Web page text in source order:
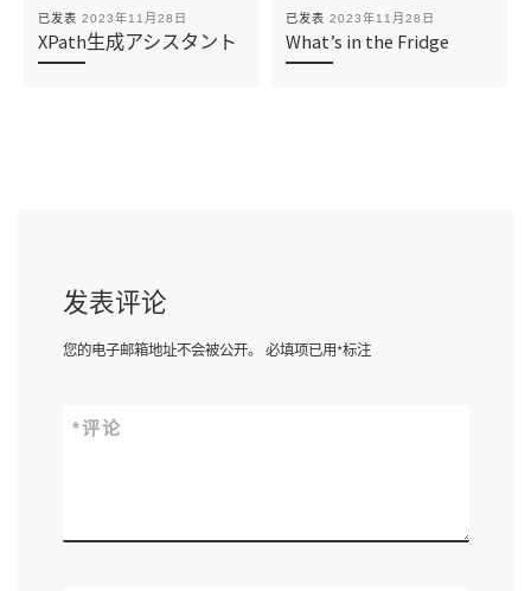
已发表 2023年11月28日
XPath生成アシスタント
已发表 2023年11月28日
What’s in the Fridge
发表评论
您的电子邮箱地址不会被公开。 必填项已用*标注
评论
*